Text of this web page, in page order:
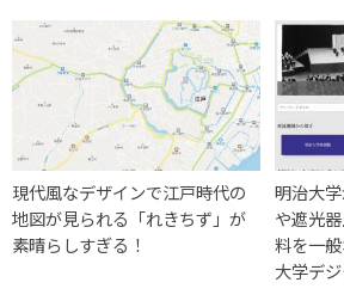
現代風なデザインで江戸時代の
地図が見られる「れきちず」が
素晴らしすぎる！
明治大
や遮光
料を一
大学デジ